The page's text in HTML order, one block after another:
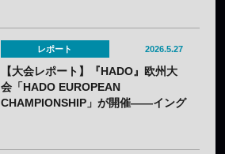
レポート 2026.5.27
【大会レポート】『HADO』欧州大
会「HADO EUROPEAN
CHAMPIONSHIP」が開催——イング